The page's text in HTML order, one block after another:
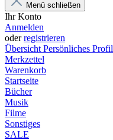
Menü schließen
Ihr Konto
Anmelden
oderregistrieren
Übersicht Persönliches Profil
Merkzettel
Warenkorb
Startseite
Bücher
Musik
Filme
Sonstiges
SALE